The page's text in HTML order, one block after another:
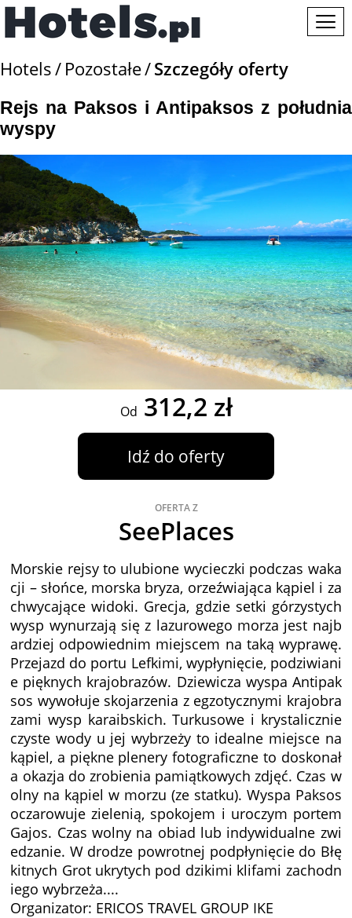
Hotels Pozostałe Szczegóły oferty
Rejs na Paksos i Antipaksos z południa
wyspy
Od 312,2 zł
Idź do oferty
OFERTA Z
SeePlaces
Morskie rejsy to ulubione wycieczki podczas waka
cji – słońce, morska bryza, orzeźwiająca kąpiel i za
chwycające widoki. Grecja, gdzie setki górzystych
wysp wynurzają się z lazurowego morza jest najb
ardziej odpowiednim miejscem na taką wyprawę.
Przejazd do portu Lefkimi, wypłynięcie, podziwiani
e pięknych krajobrazów. Dziewicza wyspa Antipak
sos wywołuje skojarzenia z egzotycznymi krajobra
zami wysp karaibskich. Turkusowe i krystalicznie
czyste wody u jej wybrzeży to idealne miejsce na
kąpiel, a piękne plenery fotograficzne to doskonał
a okazja do zrobienia pamiątkowych zdjęć. Czas w
olny na kąpiel w morzu (ze statku). Wyspa Paksos
oczarowuje zielenią, spokojem i uroczym portem
Gajos. Czas wolny na obiad lub indywidualne zwi
edzanie. W drodze powrotnej podpłynięcie do Błę
kitnych Grot ukrytych pod dzikimi klifami zachodn
iego wybrzeża....
Organizator: ERICOS TRAVEL GROUP IKE